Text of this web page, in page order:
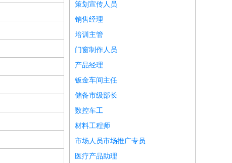
策划宣传人员
销售经理
培训主管
门窗制作人员
产品经理
钣金车间主任
储备市级部长
数控车工
材料工程师
市场人员市场推广专员
医疗产品助理